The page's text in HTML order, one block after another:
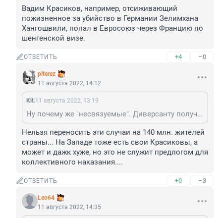
Вадим Красиков, например, отсиживающий
пожизненное за убийство в Германии Зелимхана
Хангошвили, попал в Евросоюз через Францию по
шенгенской визе.
ОТВЕТИТЬ +4 –0
piterez
11 августа 2022, 14:12
Kit.11 августа 2022, 13:19
Ну почему же "несвязуемые". Диверсанту получить шенгенскую визу куда проще и безопаснее, чем национальную. Вадим Красиков, например, отсиживающий пожизненное за убийство в Германии Зелимхана Хангошвили, попал в Евросоюз через Францию по шенгенской визе.
Нельзя переносить эти случаи на 140 млн. жителей
страны... На Западе тоже есть свои Красиковы, а
может и дажк хуже, но это не служит предлогом для
коллективного наказания....
ОТВЕТИТЬ +0 –3
Leo64
11 августа 2022, 14:35